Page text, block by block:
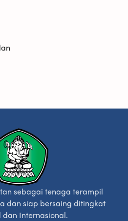
sebagai tenaga terampil
dan siap bersaing ditingkat
dan Internasional.